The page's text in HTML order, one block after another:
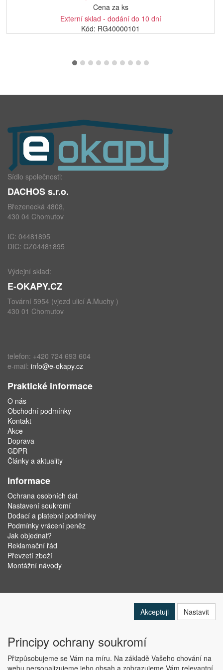
Cena za ks
Externí sklad - dodání do 10 dní
Kód: RG40000101
Sídlo společnosti:
DACHOS s.r.o.
Březenecká 4808,
430 04 Chomutov
IČ: 04481895
DIČ: CZ04481895
Výdejní sklad:
E-OKAPY.CZ
Tovární 5954 (vjezd ulicí A.Muchy )
430 01 Chomutov
telefon: +420 724 693 604
e-mail: info@e-okapy.cz
Praktické informace
O nás
Obchodní podmínky
Kontakt
Akce
Doprava
GDPR
Články a aktuality
Informace
Ochrana osobních dat
Nastavení soukromí
Dodací a platební podmínky
Podmínky vrácení peněz
Jak objednat?
Reklamační řád
Převzetí zboží
Montážní návody
Akceptuji Nastavit
Principy ochrany soukromí
Přizpůsobujeme se Vám na míru. Na základě Vašeho chování na
webu personalizujeme jeho obsah a zobrazujeme Vám relevantní